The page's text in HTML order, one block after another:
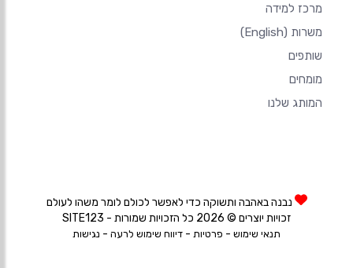
מרכז למידה
משרות (English)
שותפים
מומחים
המותג שלנו
נבנה באהבה ותשוקה כדי לאפשר לכולם לומר משהו לעולם
זכויות יוצרים © 2026 כל הזכויות שמורות - SITE123
תנאי שימוש - פרטיות - דיווח שימוש לרעה - נגישות